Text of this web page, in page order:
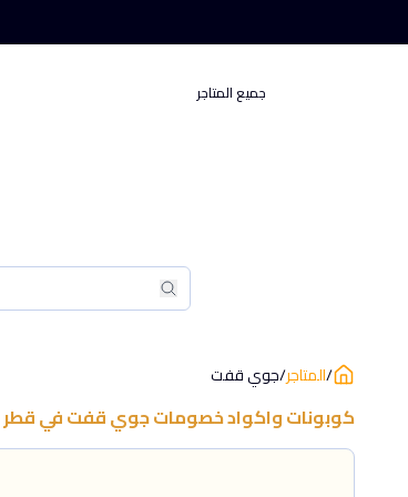
جميع المتاجر
بحث
بحث
/المتاجر/جوي قفت
كوبونات واكواد خصوماتجوي قفتفيقطر